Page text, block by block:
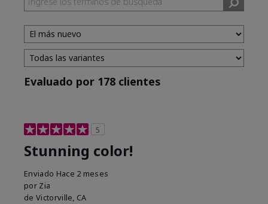
Evaluado por 178 clientes
5
Stunning color!
Enviado Hace 2 meses
por Zia
de Victorville, CA